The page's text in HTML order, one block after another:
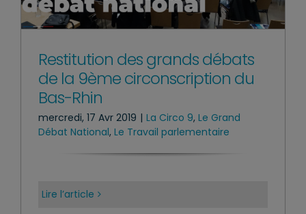
Restitution des grands débats
de la 9ème circonscription du
Bas-Rhin
mercredi, 17 Avr 2019 | La Circo 9, Le Grand
Débat National, Le Travail parlementaire
Lire l’article